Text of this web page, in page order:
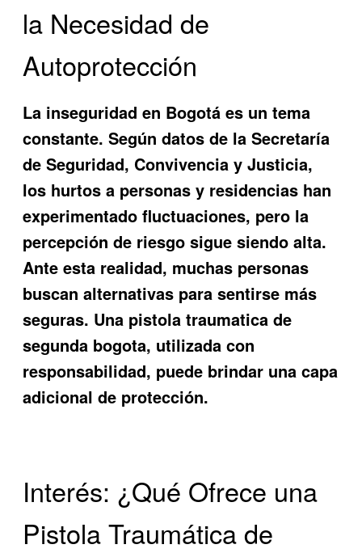
la Necesidad de
Autoprotección
La inseguridad en Bogotá es un tema
constante. Según datos de la Secretaría
de Seguridad, Convivencia y Justicia,
los hurtos a personas y residencias han
experimentado fluctuaciones, pero la
percepción de riesgo sigue siendo alta.
Ante esta realidad, muchas personas
buscan alternativas para sentirse más
seguras. Una pistola traumatica de
segunda bogota, utilizada con
responsabilidad, puede brindar una capa
adicional de protección.
Interés: ¿Qué Ofrece una
Pistola Traumática de